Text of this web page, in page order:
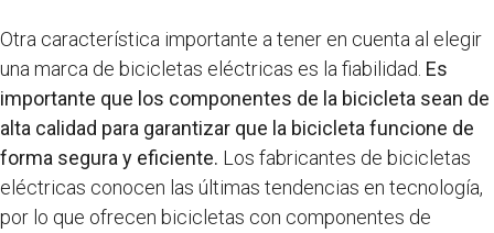
Otra característica importante a tener en cuenta al elegir
una marca de bicicletas eléctricas es la fiabilidad. Es
importante que los componentes de la bicicleta sean de
alta calidad para garantizar que la bicicleta funcione de
forma segura y eficiente. Los fabricantes de bicicletas
eléctricas conocen las últimas tendencias en tecnología,
por lo que ofrecen bicicletas con componentes de